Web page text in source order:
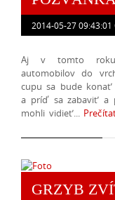
2014-05-27 09:43:01
Aj v tomto roku
automobilov do
cupu sa bude konať
a príď sa zabaviť a
mohli vidieť...